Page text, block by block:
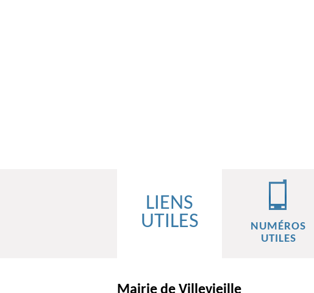
LIENS
UTILES
NUMÉROS
UTILES
Mairie de Villevieille